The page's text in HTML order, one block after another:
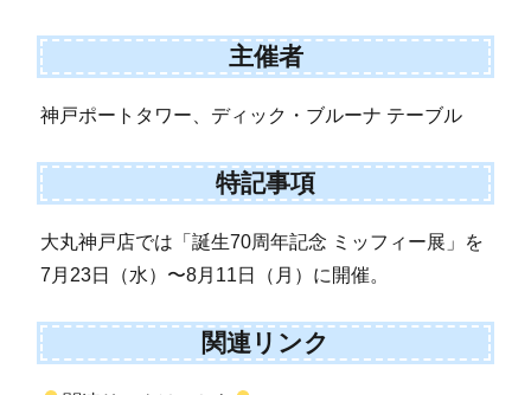
主催者
神戸ポートタワー、ディック・ブルーナ テーブル
特記事項
大丸神戸店では「誕生70周年記念 ミッフィー展」を
7月23日（水）〜8月11日（月）に開催。
関連リンク